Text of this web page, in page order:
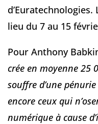
lieu du 7 au 15
Pour Anthony
crée en moyenne 25
souffre d’une
encore ceux qui
numérique à cause